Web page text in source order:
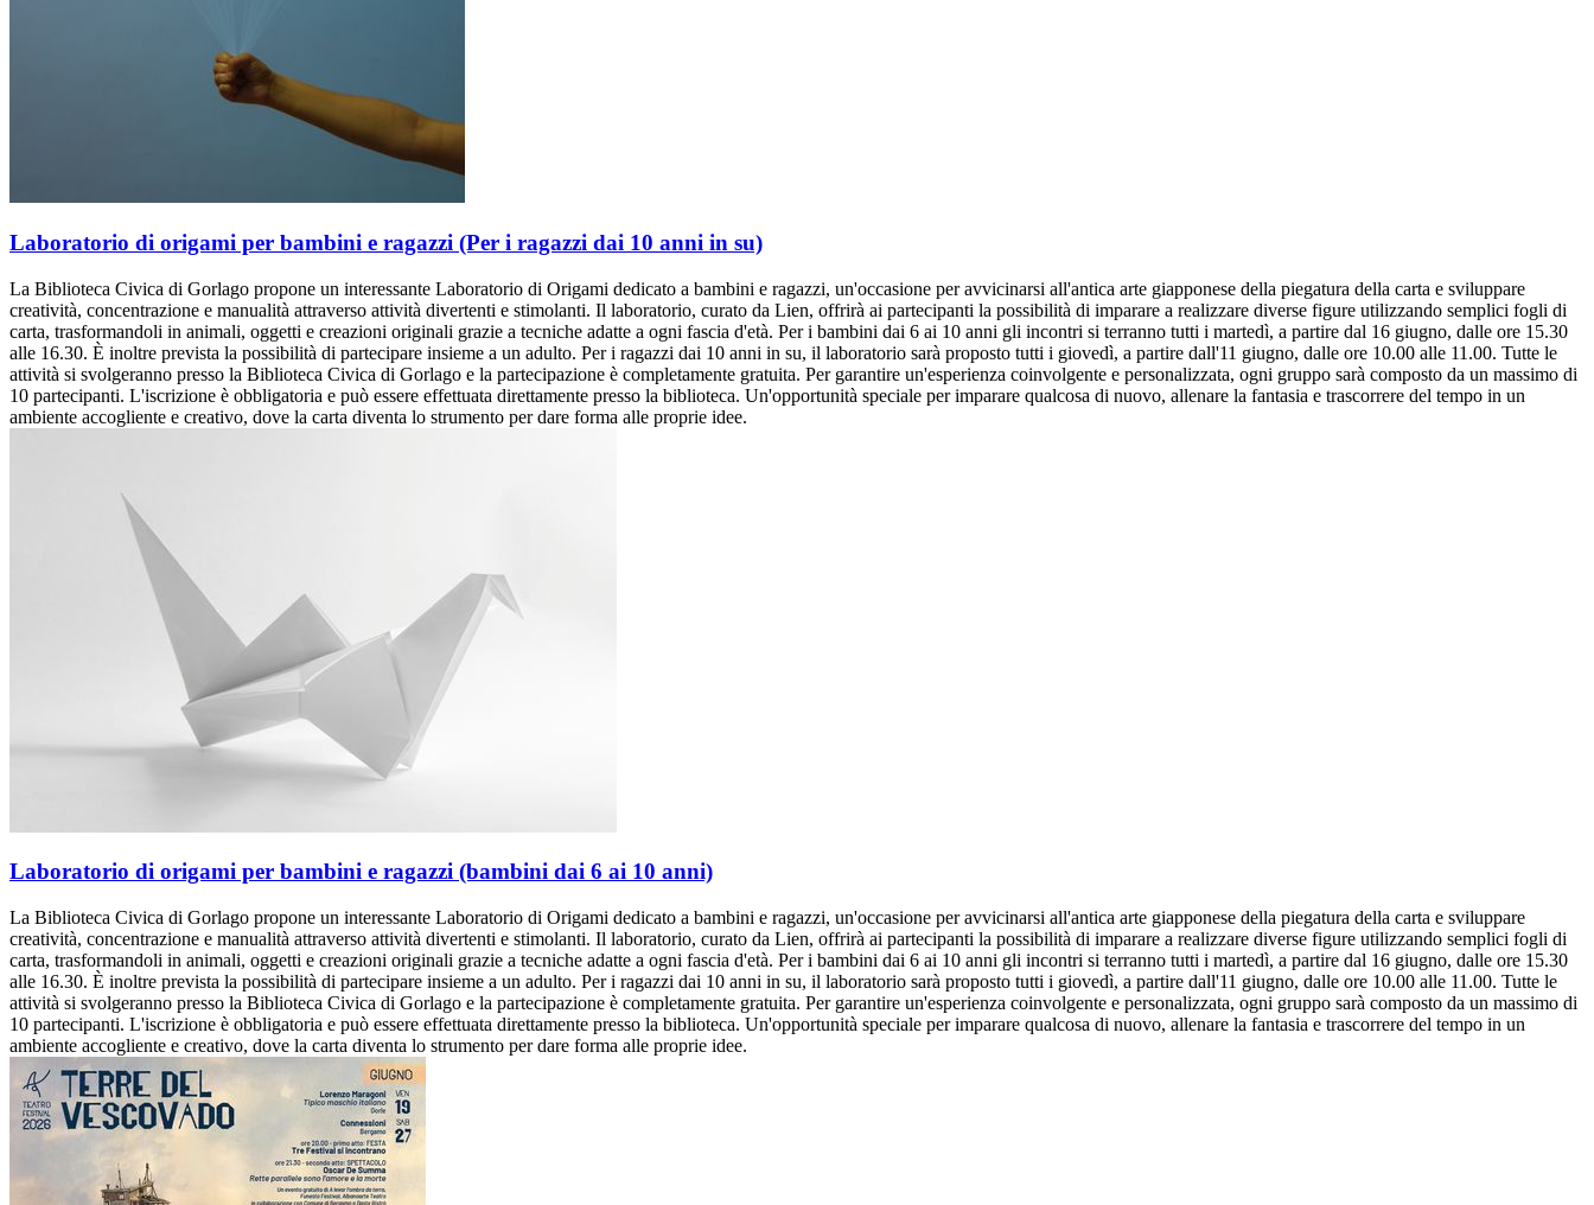
Laboratorio di origami per bambini e ragazzi (Per i ragazzi dai 10 anni in su)
La Biblioteca Civica di Gorlago propone un interessante Laboratorio di Origami dedicato a bambini e ragazzi, un'occasione per avvicinarsi all'antica arte giapponese della piegatura della carta e sviluppare
creatività, concentrazione e manualità attraverso attività divertenti e stimolanti. Il laboratorio, curato da Lien, offrirà ai partecipanti la possibilità di imparare a realizzare diverse figure utilizzando semplici fogli di
carta, trasformandoli in animali, oggetti e creazioni originali grazie a tecniche adatte a ogni fascia d'età. Per i bambini dai 6 ai 10 anni gli incontri si terranno tutti i martedì, a partire dal 16 giugno, dalle ore 15.30
alle 16.30. È inoltre prevista la possibilità di partecipare insieme a un adulto. Per i ragazzi dai 10 anni in su, il laboratorio sarà proposto tutti i giovedì, a partire dall'11 giugno, dalle ore 10.00 alle 11.00. Tutte le
attività si svolgeranno presso la Biblioteca Civica di Gorlago e la partecipazione è completamente gratuita. Per garantire un'esperienza coinvolgente e personalizzata, ogni gruppo sarà composto da un massimo di
10 partecipanti. L'iscrizione è obbligatoria e può essere effettuata direttamente presso la biblioteca. Un'opportunità speciale per imparare qualcosa di nuovo, allenare la fantasia e trascorrere del tempo in un
ambiente accogliente e creativo, dove la carta diventa lo strumento per dare forma alle proprie idee.
Laboratorio di origami per bambini e ragazzi (bambini dai 6 ai 10 anni)
La Biblioteca Civica di Gorlago propone un interessante Laboratorio di Origami dedicato a bambini e ragazzi, un'occasione per avvicinarsi all'antica arte giapponese della piegatura della carta e sviluppare
creatività, concentrazione e manualità attraverso attività divertenti e stimolanti. Il laboratorio, curato da Lien, offrirà ai partecipanti la possibilità di imparare a realizzare diverse figure utilizzando semplici fogli di
carta, trasformandoli in animali, oggetti e creazioni originali grazie a tecniche adatte a ogni fascia d'età. Per i bambini dai 6 ai 10 anni gli incontri si terranno tutti i martedì, a partire dal 16 giugno, dalle ore 15.30
alle 16.30. È inoltre prevista la possibilità di partecipare insieme a un adulto. Per i ragazzi dai 10 anni in su, il laboratorio sarà proposto tutti i giovedì, a partire dall'11 giugno, dalle ore 10.00 alle 11.00. Tutte le
attività si svolgeranno presso la Biblioteca Civica di Gorlago e la partecipazione è completamente gratuita. Per garantire un'esperienza coinvolgente e personalizzata, ogni gruppo sarà composto da un massimo di
10 partecipanti. L'iscrizione è obbligatoria e può essere effettuata direttamente presso la biblioteca. Un'opportunità speciale per imparare qualcosa di nuovo, allenare la fantasia e trascorrere del tempo in un
ambiente accogliente e creativo, dove la carta diventa lo strumento per dare forma alle proprie idee.